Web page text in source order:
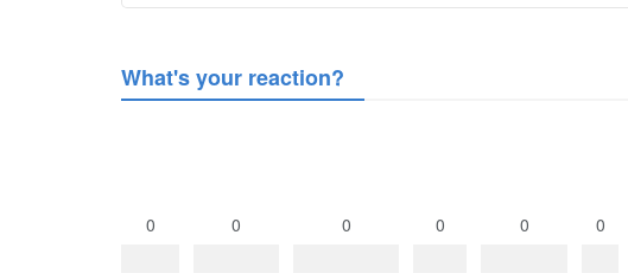
What's your reaction?
0 0 0 0 0 0